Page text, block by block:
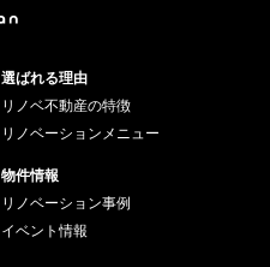
選ばれる理由
リノベ不動産の特徴
リノベーションメニュー
物件情報
リノベーション事例
イベント情報